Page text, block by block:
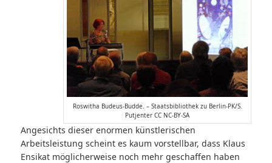
Roswitha Budeus-Budde. – Staatsbibliothek zu Berlin-PK/S.
Putjenter CC NC-BY-SA
Angesichts dieser enormen künstlerischen
Arbeitsleistung scheint es kaum vorstellbar, dass Klaus
Ensikat möglicherweise noch mehr geschaffen haben